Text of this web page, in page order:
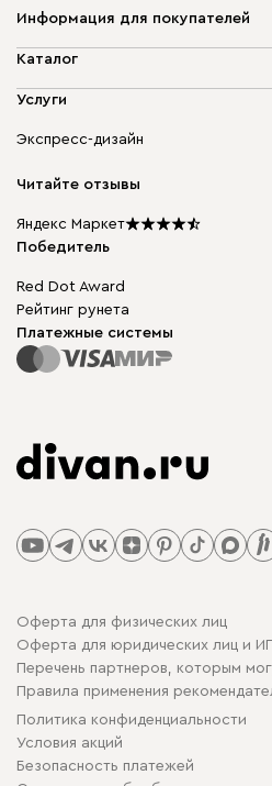
Информация для покупателей
О компании
Доставка и оплата
диван.клуб
Подарочные сертификаты
Мы в прессе
Каталог
Мягкая мебель
Бескаркасная мебель
Столы и стулья
Услуги
Экспресс-дизайн
Читайте отзывы
Яндекс Маркет
Победитель
Red Dot Award
Рейтинг рунета
Платежные системы
Оферта для физических лиц
Оферта для юридических лиц и
Перечень партнеров, которым
Правила применения
Политика конфиденциальности
Условия акций
Безопасность платежей